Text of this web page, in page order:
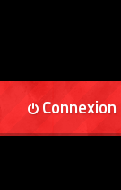
Connexion